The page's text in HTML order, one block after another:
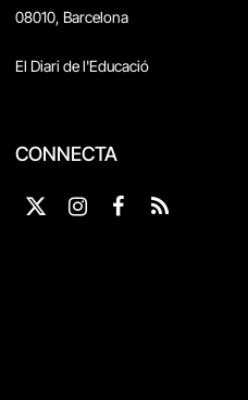
08010, Barcelona
El Diari de l'Educació
CONNECTA
X
Instagram
Facebook
RSS